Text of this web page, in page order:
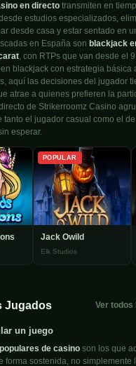
en directo transmiten en
estudios especializados,
desde casa y estar sentado en
en España son blackjack
, con RTPs que van desde el
blackjack con estrategia básica
aquí las decisiones del jugador
atrae a quienes prefieren la
de Strikerroomz Casino
tanto el jugador casual como el
esperar.
POPULAR
Jack Owild
Elk Studios
Jugados Ver todos
un juego
de casino son los que
forma sostenida, no simplemente